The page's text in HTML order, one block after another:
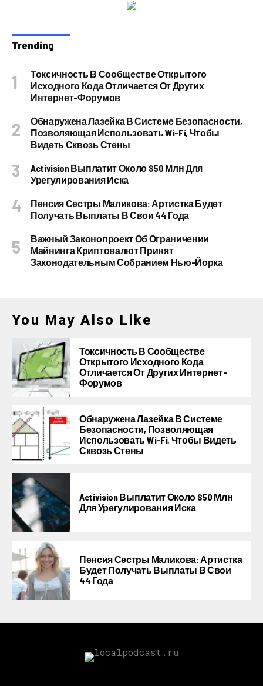
Trending
Токсичность В Сообществе Открытого
Исходного Кода Отличается От Других
Интернет-Форумов
Обнаружена Лазейка В Системе Безопасности,
Позволяющая Использовать Wi-Fi, Чтобы
Видеть Сквозь Стены
Activision Выплатит Около $50 Млн Для
Урегулирования Иска
Пенсия Сестры Маликова: Артистка Будет
Получать Выплаты В Свои 44 Года
Важный Законопроект Об Ограничении
Майнинга Криптовалют Принят
Законодательным Собранием Нью-Йорка
You May Also Like
Токсичность В Сообществе
Открытого Исходного Кода
Отличается От Других Интернет-
Форумов
Обнаружена Лазейка В Системе
Безопасности, Позволяющая
Использовать Wi-Fi, Чтобы Видеть
Сквозь Стены
Activision Выплатит Около $50 Млн
Для Урегулирования Иска
Пенсия Сестры Маликова: Артистка
Будет Получать Выплаты В Свои
44 Года